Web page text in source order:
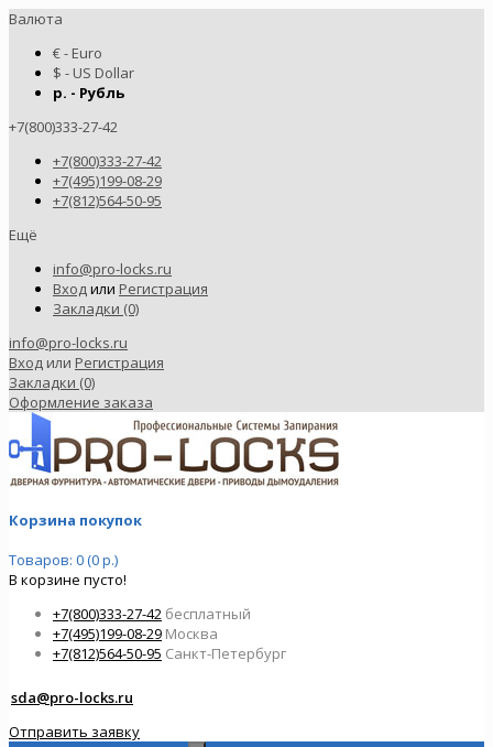
Валюта
€ - Euro
$ - US Dollar
р. - Рубль
+7(800)333-27-42
+7(800)333-27-42
+7(495)199-08-29
+7(812)564-50-95
Ещё
info@pro-locks.ru
Входили Регистрация
Закладки (0)
info@pro-locks.ru
Вход или Регистрация
Закладки (0)
Оформление заказа
Корзина покупок
Товаров: 0 (0 р.)
В корзине пусто!
+7(800)333-27-42 бесплатный
+7(495)199-08-29 Москва
+7(812)564-50-95 Санкт-Петербург
sda@pro-locks.ru
Отправить заявку